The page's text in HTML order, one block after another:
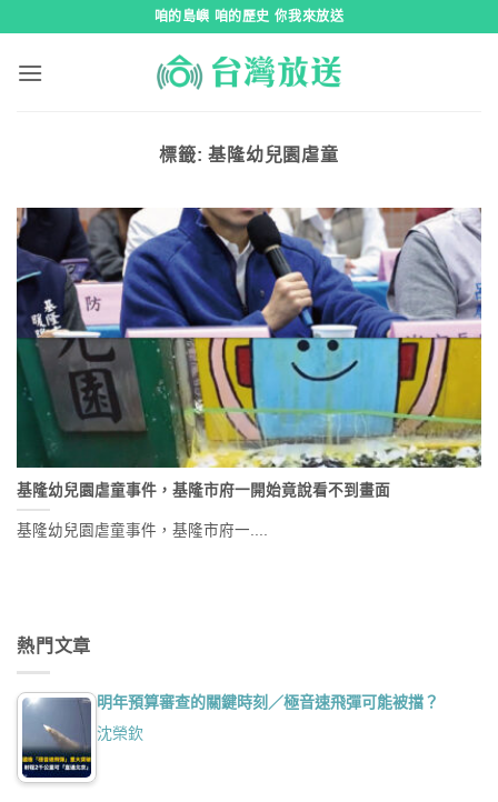
咱的島嶼 咱的歷史 你我來放送
標籤:基隆幼兒園虐童
基隆幼兒園虐童事件，基隆市府一開始竟說看不到畫面
基隆幼兒園虐童事件，基隆市府一....
熱門文章
明年預算審查的關鍵時刻／極音速飛彈可能被擋？
沈榮欽